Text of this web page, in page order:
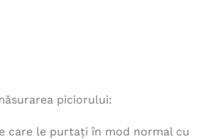
piciorului:
care le purtați în mod normal cu